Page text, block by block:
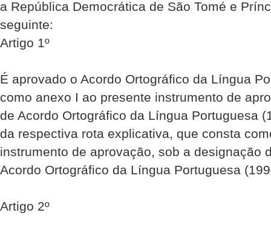
a República Democrática de São Tomé e
seguinte:
Artigo 1º
É aprovado o Acordo Ortográfico da Língua
como anexo I ao presente instrumento de
de Acordo Ortográfico da Língua Portuguesa
da respectiva rota explicativa, que consta
instrumento de aprovação, sob a designação
Acordo Ortográfico da Língua Portuguesa
Artigo 2º